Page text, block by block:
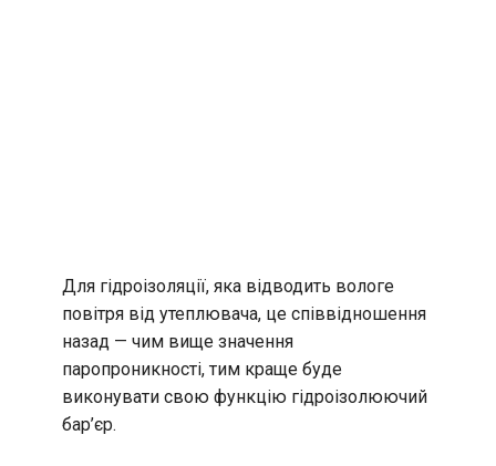
Для гідроізоляції, яка відводить вологе
повітря від утеплювача, це співвідношення
назад — чим вище значення
паропроникності, тим краще буде
виконувати свою функцію гідроізолюючий
бар’єр.